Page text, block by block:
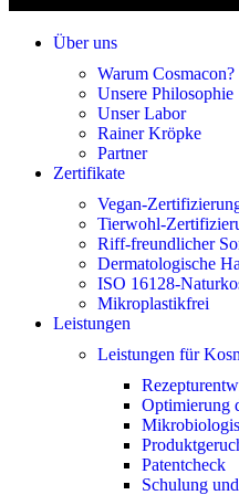
Über uns
Warum Cosmacon?
Unsere Philosophie
Unser Labor
Rainer Kröpke
Partner
Zertifikate
Vegan-
Tierwohl-
Riff-freundlicher
Dermatologische
ISO 16128-
Mikroplastikfrei
Leistungen
Leistungen für
Optimierung
Patentcheck
Schulung